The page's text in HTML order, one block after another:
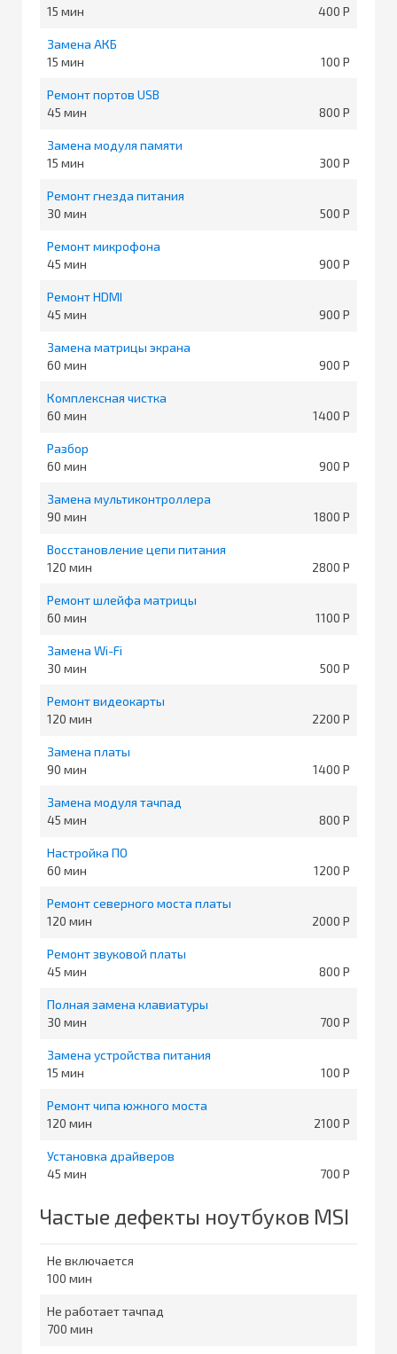
15
400
Замена АКБ
15
100
Ремонт портов USB
45
800
Замена модуля памяти
15
300
Ремонт гнезда питания
30
500
Ремонт микрофона
45
900
Ремонт HDMI
45
900
Замена матрицы экрана
60
900
Комплексная чистка
60
1400
Разбор
60
900
Замена мультиконтроллера
90
1800
Восстановление цепи питания
120
2800
Ремонт шлейфа матрицы
60
1100
Замена Wi-Fi
30
500
Ремонт видеокарты
120
2200
Замена платы
90
1400
Замена модуля тачпад
45
800
Настройка ПО
60
1200
Ремонт северного моста платы
120
2000
Ремонт звуковой платы
45
800
Полная замена клавиатуры
30
700
Замена устройства питания
15
100
Ремонт чипа южного моста
120
2100
Установка драйверов
45
700
Частые дефекты ноутбуков MSI
Не включается
100
Не работает тачпад
700